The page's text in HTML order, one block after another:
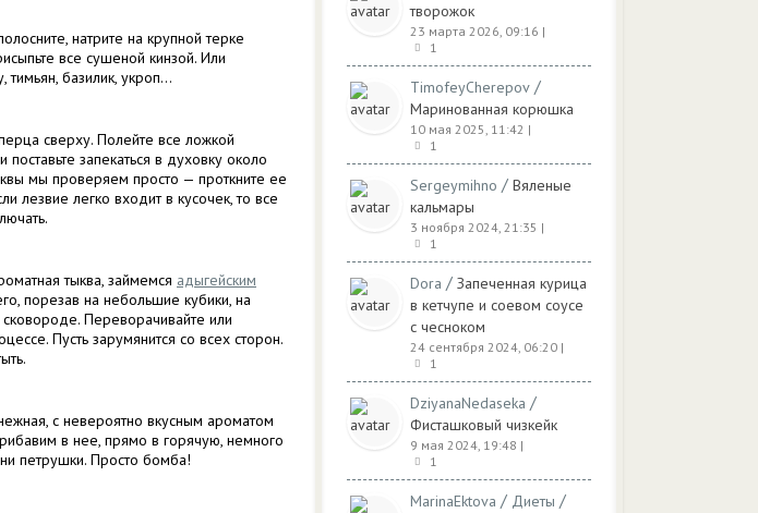
натрите на крупной терке
все сушеной кинзой. Или
тимьян, базилик, укроп...
сверху. Полейте все ложкой
поставьте запекаться в духовку около
мы проверяем просто — проткните ее
лезвие легко входит в кусочек, то все
тыква, займемся адыгейским
порезав на небольшие кубики, на
Переворачивайте или
Пусть зарумянится со всех сторон.
с невероятно вкусным ароматом
в нее, прямо в горячую, немного
петрушки. Просто бомба!
творожок
23 марта 2026, 09:16 |
1
TimofeyCherepov /
Маринованная корюшка
10 мая 2025, 11:42 |
1
Sergeymihno / Вяленые
кальмары
3 ноября 2024, 21:35 |
1
Dora / Запеченная курица
в кетчупе и соевом соусе
с чесноком
24 сентября 2024, 06:20 |
1
DziyanaNedaseka /
Фисташковый чизкейк
9 мая 2024, 19:48 |
1
MarinaEktova / Диеты /